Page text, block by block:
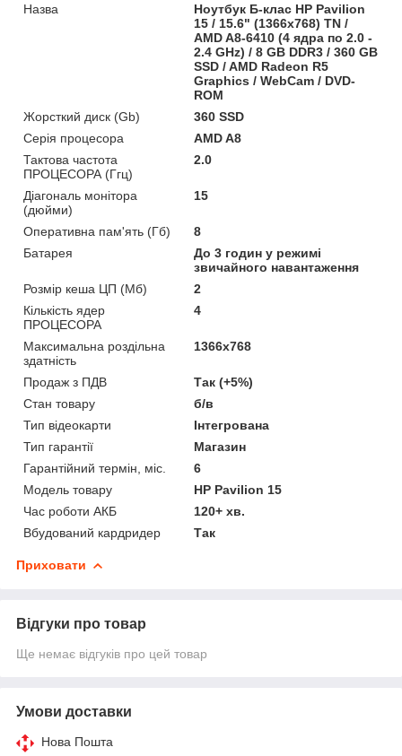
Назва
Ноутбук Б-клас HP Pavilion
15 / 15.6" (1366x768) TN /
AMD A8-6410 (4 ядра по 2.0 -
2.4 GHz) / 8 GB DDR3 / 360 GB
SSD / AMD Radeon R5
Graphics / WebCam / DVD-
ROM
Жорсткий диск (Gb)
360 SSD
Серія процесора
AMD A8
Тактова частота
ПРОЦЕСОРА (Ггц)
2.0
Діагональ монітора
(дюйми)
15
Оперативна пам'ять (Гб)
8
Батарея
До 3 годин у режимі
звичайного навантаження
Розмір кеша ЦП (Мб)
2
Кількість ядер
ПРОЦЕСОРА
4
Максимальна роздільна
здатність
1366x768
Продаж з ПДВ
Так (+5%)
Стан товару
б/в
Тип відеокарти
Інтегрована
Тип гарантії
Магазин
Гарантійний термін, міс.
6
Модель товару
HP Pavilion 15
Час роботи АКБ
120+ хв.
Вбудований кардридер
Так
Приховати
Відгуки про товар
Ще немає відгуків про цей товар
Умови доставки
Нова Пошта